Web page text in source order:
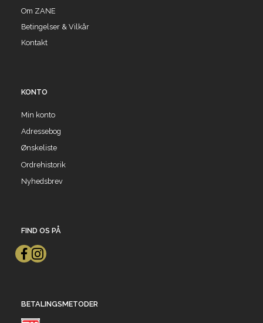
Om ZANE
Betingelser & Vilkår
Kontakt
KONTO
Min konto
Adressebog
Ønskeliste
Ordrehistorik
Nyhedsbrev
FIND OS PÅ
BETALINGSMETODER